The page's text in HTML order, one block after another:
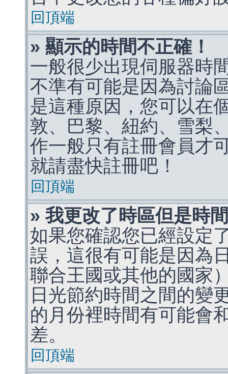
回頂端
» 顯示的時間不正確！
一般很少出現伺服器時
不準有可能是因為討論
是這種原因，您可以在
敦、巴黎、紐約、雪梨
作一般只有註冊會員才
就請盡快註冊吧！
回頂端
» 我更改了時區但是時
如果您確認您已經設定
誤，這很有可能是因為
聯合王國或其他的國家
日光節約時間之間的變
的月份裡時間有可能會
差。
回頂端